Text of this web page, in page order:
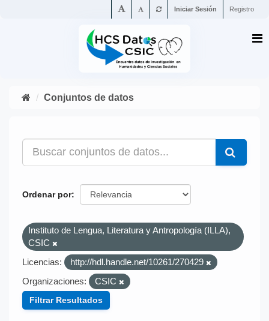
Iniciar Sesión Registro
Conjuntos de datos
Ordenar por
Instituto de Lengua, Literatura y Antropología (ILLA),
CSIC
Licencias:
http://hdl.handle.net/10261/270429
Organizaciones:
CSIC
Filtrar Resultados